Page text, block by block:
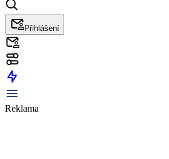
Přihlášení
Reklama